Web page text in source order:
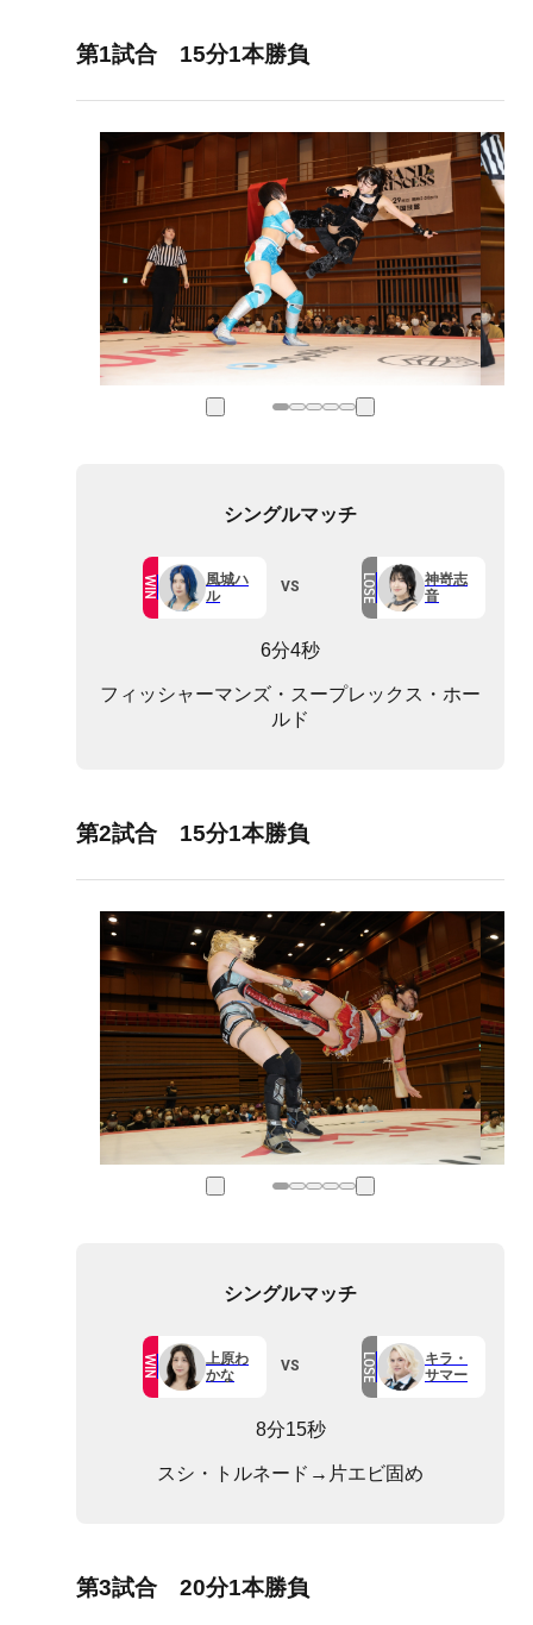
第1試合 15分1本勝負
シングルマッチ
WIN
風城ハ
ル
VS LOSE
神嵜志
音
6分4秒
フィッシャーマンズ・スープレックス・ホー
ルド
第2試合 15分1本勝負
シングルマッチ
WIN
上原わ
かな
VS LOSE
キラ・
サマー
8分15秒
スシ・トルネード→片エビ固め
第3試合 20分1本勝負